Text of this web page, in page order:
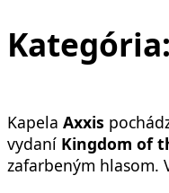
Kategória:
Kapela Axxis
vydaní Kingdom of
zafarbeným hlasom.